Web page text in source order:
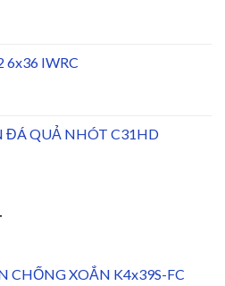
6x36 IWRC
ĐÁ QUẢ NHÓT C31HD
CHỐNG XOẮN K4x39S-FC